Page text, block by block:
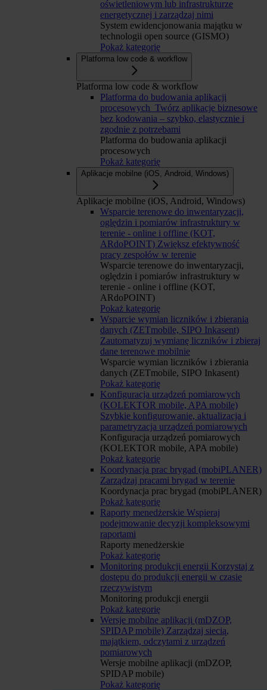
oświetleniowym lub infrastrukturze
energetycznej i zarządzaj nimi
System ewidencjonowania majątku w
technologii open source (GISMO)
Pokaż kategorię
Platforma low code & workflow
Platforma low code & workflow
Platforma do budowania aplikacji
procesowych Twórz aplikacje biznesowe
bez kodowania – szybko, elastycznie i
zgodnie z potrzebami
Platforma do budowania aplikacji
procesowych
Pokaż kategorię
Aplikacje mobilne (iOS, Android, Windows)
Aplikacje mobilne (iOS, Android, Windows)
Wsparcie terenowe do inwentaryzacji,
oględzin i pomiarów infrastruktury w
terenie - online i offline (KOT,
ARdoPOINT) Zwiększ efektywność
pracy zespołów w terenie
Wsparcie terenowe do inwentaryzacji,
oględzin i pomiarów infrastruktury w
terenie - online i offline (KOT,
ARdoPOINT)
Pokaż kategorię
Wsparcie wymian liczników i zbierania
danych (ZETmobile, SIPO Inkasent)
Zautomatyzuj wymianę liczników i zbieraj
dane terenowe mobilnie
Wsparcie wymian liczników i zbierania
danych (ZETmobile, SIPO Inkasent)
Pokaż kategorię
Konfiguracja urządzeń pomiarowych
(KOLEKTOR mobile, APA mobile)
Szybkie konfigurowanie, aktualizacja i
parametryzacja urządzeń pomiarowych
Konfiguracja urządzeń pomiarowych
(KOLEKTOR mobile, APA mobile)
Pokaż kategorię
Koordynacja prac brygad (mobiPLANER)
Zarządzaj pracami brygad w terenie
Koordynacja prac brygad (mobiPLANER)
Pokaż kategorię
Raporty menedżerskie Wspieraj
podejmowanie decyzji kompleksowymi
raportami
Raporty menedżerskie
Pokaż kategorię
Monitoring produkcji energii Korzystaj z
dostępu do produkcji energii w czasie
rzeczywistym
Monitoring produkcji energii
Pokaż kategorię
Wersje mobilne aplikacji (mDZOP,
SPIDAP mobile) Zarządzaj siecią,
majątkiem, odczytami z urządzeń
pomiarowych
Wersje mobilne aplikacji (mDZOP,
SPIDAP mobile)
Pokaż kategorię